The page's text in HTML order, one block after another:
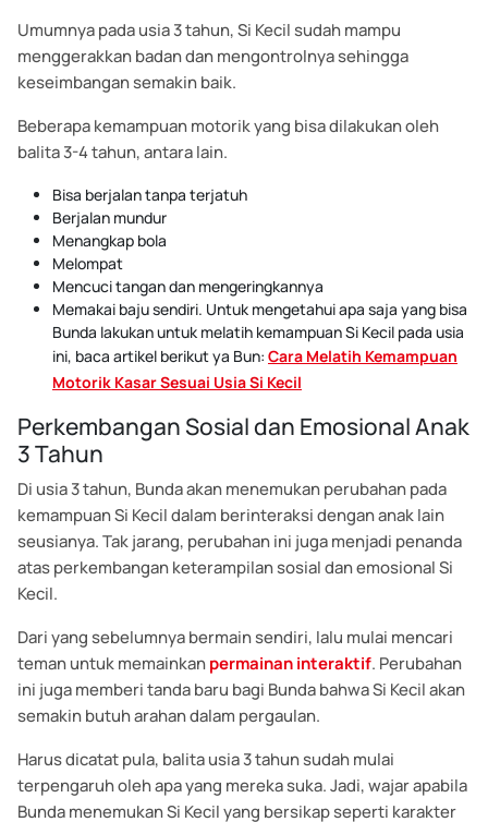
Umumnya pada usia 3 tahun, Si Kecil sudah mampu
menggerakkan badan dan mengontrolnya sehingga
keseimbangan semakin baik.
Beberapa kemampuan motorik yang bisa dilakukan oleh
balita 3-4 tahun, antara lain.
Bisa berjalan tanpa terjatuh
Berjalan mundur
Menangkap bola
Melompat
Mencuci tangan dan mengeringkannya
Memakai baju sendiri. Untuk mengetahui apa saja yang bisa
Bunda lakukan untuk melatih kemampuan Si Kecil pada usia
ini, baca artikel berikut ya Bun: Cara Melatih Kemampuan
Motorik Kasar Sesuai Usia Si Kecil
Perkembangan Sosial dan Emosional Anak
3 Tahun
Di usia 3 tahun, Bunda akan menemukan perubahan pada
kemampuan Si Kecil dalam berinteraksi dengan anak lain
seusianya. Tak jarang, perubahan ini juga menjadi penanda
atas perkembangan keterampilan sosial dan emosional Si
Kecil.
Dari yang sebelumnya bermain sendiri, lalu mulai mencari
teman untuk memainkanpermainan interaktif. Perubahan
ini juga memberi tanda baru bagi Bunda bahwa Si Kecil akan
semakin butuh arahan dalam pergaulan.
Harus dicatat pula, balita usia 3 tahun sudah mulai
terpengaruh oleh apa yang mereka suka. Jadi, wajar apabila
Bunda menemukan Si Kecil yang bersikap seperti karakter